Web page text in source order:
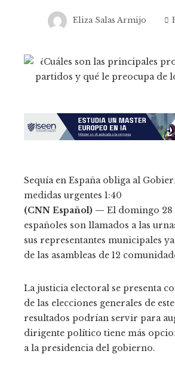
Eliza Salas Armijo
Sequía en España obliga al
medidas urgentes 1:40
(CNN Español) — El domingo 28
españoles son llamados a las
sus representantes municipales
de las asambleas de 12
La justicia electoral se presenta
de las elecciones generales de
resultados podrían servir para
dirigente político tiene más
a la presidencia del gobierno.